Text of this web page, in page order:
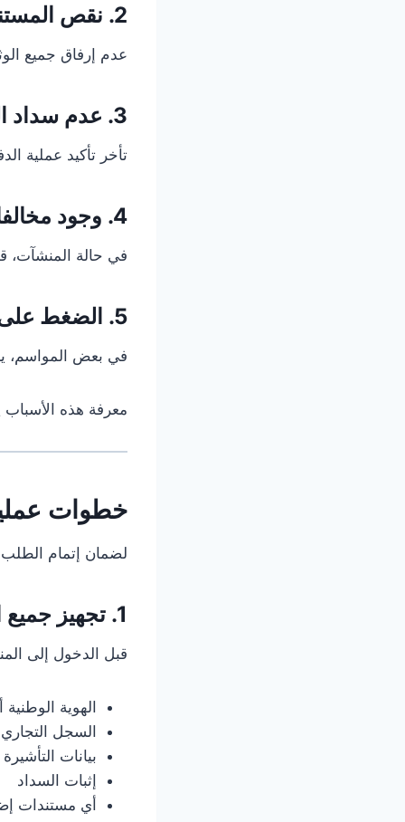
2. نقص المستندات المطلوبة
عدم إرفاق جميع
3. عدم سداد الرسوم بشكل صحيح
تأخر تأكيد عملية
4. وجود مخالفات على المنشأة
في حالة المنشآت،
5. الضغط على المنصات الإلكترونية
في بعض المواسم،
معرفة هذه
خطوات
لضمان إتمام الطلب
1. تجهيز جميع المستندات مسبقًا
قبل الدخول إلى
الهوية الوطنية
السجل
بيانات التأشيرة
إثبات السداد
أي مستندات